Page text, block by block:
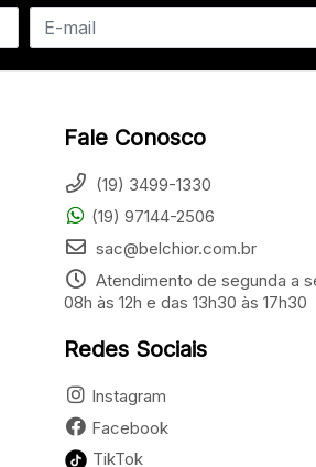
Fale Conosco
(19) 3499-1330
(19) 97144-2506
sac@belchior.com.br
Atendimento de segunda a
08h às 12h e das 13h30 às 17h30
Redes Sociais
Instagram
Facebook
TikTok